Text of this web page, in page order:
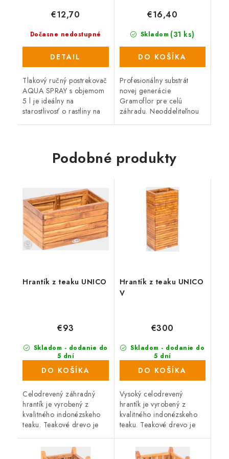
Dočasne nedostupné
€12,70
DETAIL
Tlakový ručný postrekovač
AQUA SPRAY s objemom
5 l je ideálny na
starostlivosť o rastliny na
Skladom (31 ks)
€16,40
DO KOŠÍKA
Profesionálny substrát
novej generácie
Gramoflor pre celú
záhradu. Neoddeliteľnou
komponentov, ako sú
kompost a...
Podobné produkty
Hrantík z teaku UNICO
Skladom - dodanie do
5 dní
(8 ks)
€93
DO KOŠÍKA
Celodrevený záhradný
hrantík je vyrobený z
kvalitného indonézskeho
teaku. Teakové drevo je
vonkajším vplyvom,
nepriaznivé počasie, dážď,
Hrantík z teaku UNICO
V
Skladom - dodanie do
5 dní
(11 ks)
€300
DO KOŠÍKA
Vysoký celodrevený
hrantík je vyrobený z
kvalitného indonézskeho
teaku. Teakové drevo je
vonkajším vplyvom,
nepriaznivé počasie, dážď,